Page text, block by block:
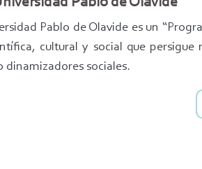
Pablo de Olavide es un
cultural y social que persigue
sociales.